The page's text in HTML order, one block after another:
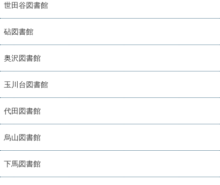
世田谷図書館
砧図書館
奥沢図書館
玉川台図書館
代田図書館
烏山図書館
下馬図書館